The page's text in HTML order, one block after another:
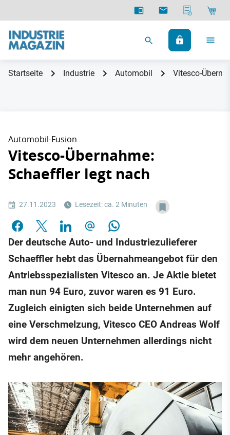
Startseite Industrie Automobil Vitesco-
Automobil-Fusion
Vitesco-Übernahme:
Schaeffler legt nach
27.11.2023 Lesezeit: ca. 2 Minuten
Der deutsche Auto- und Industriezulieferer
Schaeffler hebt das Übernahmeangebot für den
Antriebsspezialisten Vitesco an. Je Aktie bietet
man nun 94 Euro, zuvor waren es 91 Euro.
Zugleich einigten sich beide Unternehmen auf
eine Verschmelzung, Vitesco CEO Andreas Wolf
wird dem neuen Unternehmen allerdings nicht
mehr angehören.